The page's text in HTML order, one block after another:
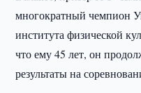
многократный чемпион
института физической
что ему 45 лет, он
результаты на